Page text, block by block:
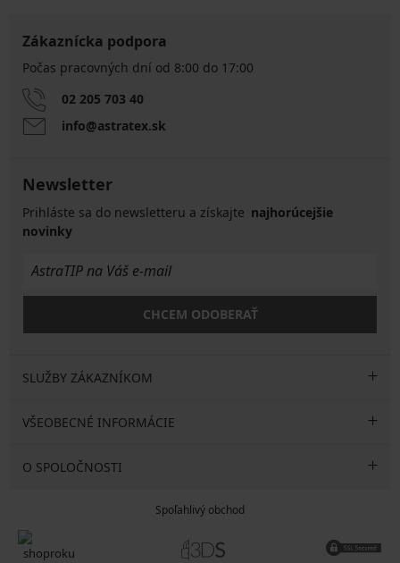
Zákaznícka podpora
Počas pracovných dní od 8:00 do 17:00
02 205 703 40
info@astratex.sk
Newsletter
Prihláste sa do newsletteru a získajte najhorúcejšie
novinky
CHCEM ODOBERAŤ
SLUŽBY ZÁKAZNÍKOM
VŠEOBECNÉ INFORMÁCIE
O SPOLOČNOSTI
Spoľahlivý obchod